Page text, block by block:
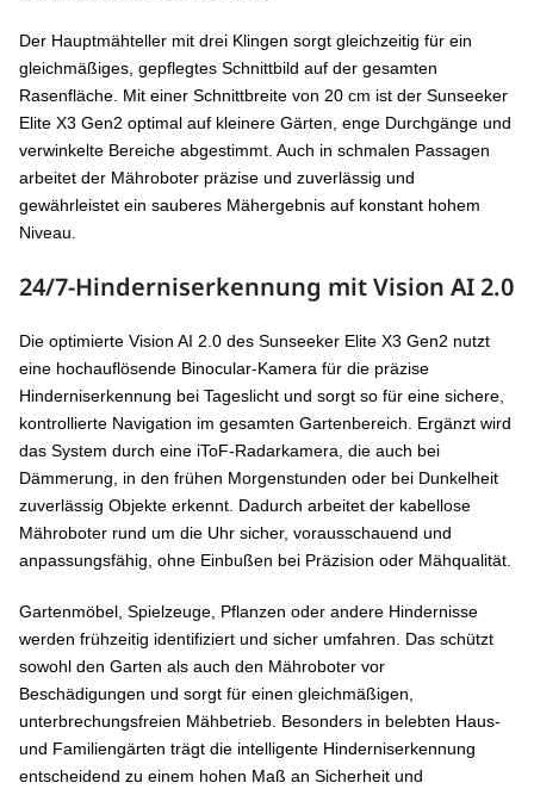
Der Hauptmähteller mit drei Klingen sorgt gleichzeitig für ein
gleichmäßiges, gepflegtes Schnittbild auf der gesamten
Rasenfläche. Mit einer Schnittbreite von 20 cm ist der Sunseeker
Elite X3 Gen2 optimal auf kleinere Gärten, enge Durchgänge und
verwinkelte Bereiche abgestimmt. Auch in schmalen Passagen
arbeitet der Mähroboter präzise und zuverlässig und
gewährleistet ein sauberes Mähergebnis auf konstant hohem
Niveau.
24/7-Hinderniserkennung mit Vision AI 2.0
Die optimierte Vision AI 2.0 des Sunseeker Elite X3 Gen2 nutzt
eine hochauflösende Binocular-Kamera für die präzise
Hinderniserkennung bei Tageslicht und sorgt so für eine sichere,
kontrollierte Navigation im gesamten Gartenbereich. Ergänzt wird
das System durch eine iToF-Radarkamera, die auch bei
Dämmerung, in den frühen Morgenstunden oder bei Dunkelheit
zuverlässig Objekte erkennt. Dadurch arbeitet der kabellose
Mähroboter rund um die Uhr sicher, vorausschauend und
anpassungsfähig, ohne Einbußen bei Präzision oder Mähqualität.
Gartenmöbel, Spielzeuge, Pflanzen oder andere Hindernisse
werden frühzeitig identifiziert und sicher umfahren. Das schützt
sowohl den Garten als auch den Mähroboter vor
Beschädigungen und sorgt für einen gleichmäßigen,
unterbrechungsfreien Mähbetrieb. Besonders in belebten Haus-
und Familiengärten trägt die intelligente Hinderniserkennung
entscheidend zu einem hohen Maß an Sicherheit und